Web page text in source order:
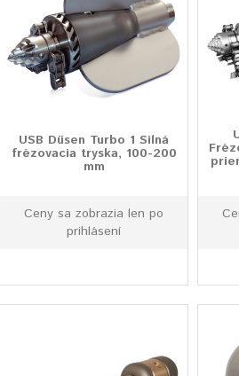
USB Düsen Turbo 1 Silná
frézovacia tryska, 100-200
mm
Ceny sa zobrazia len po
prihlásení